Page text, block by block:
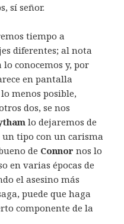
sí señor.
tiempo a
diferentes; al nota
lo conocemos y, por
en pantalla
menos posible,
dos, se nos
lo dejaremos de
tipo con un carisma
de Connornos lo
en varias épocas de
el asesino más
puede que haga
componente de la